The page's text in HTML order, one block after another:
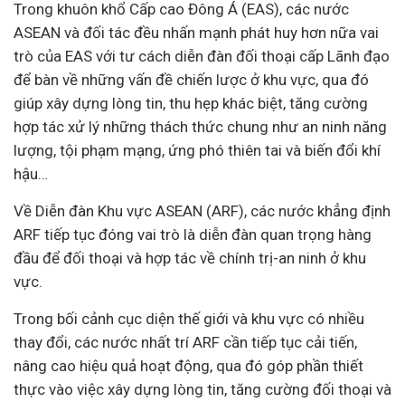
Trong khuôn khổ Cấp cao Đông Á (EAS), các nước
ASEAN và đối tác đều nhấn mạnh phát huy hơn nữa vai
trò của EAS với tư cách diễn đàn đối thoại cấp Lãnh đạo
để bàn về những vấn đề chiến lược ở khu vực, qua đó
giúp xây dựng lòng tin, thu hẹp khác biệt, tăng cường
hợp tác xử lý những thách thức chung như an ninh năng
lượng, tội phạm mạng, ứng phó thiên tai và biến đổi khí
hậu…
Về Diễn đàn Khu vực ASEAN (ARF), các nước khẳng định
ARF tiếp tục đóng vai trò là diễn đàn quan trọng hàng
đầu để đối thoại và hợp tác về chính trị-an ninh ở khu
vực.
Trong bối cảnh cục diện thế giới và khu vực có nhiều
thay đổi, các nước nhất trí ARF cần tiếp tục cải tiến,
nâng cao hiệu quả hoạt động, qua đó góp phần thiết
thực vào việc xây dựng lòng tin, tăng cường đối thoại và